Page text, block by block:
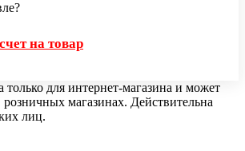
на товар
только для интернет-магазина и может
розничных магазинах. Действительна
лиц.